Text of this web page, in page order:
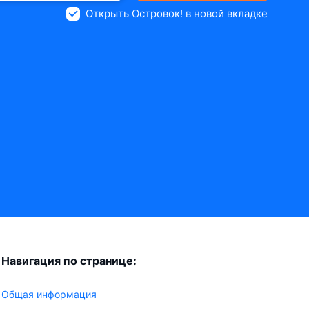
Открыть Островок! в новой вкладке
Навигация по странице:
Общая информация